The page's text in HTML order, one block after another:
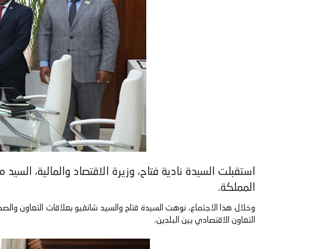
استقبلت السيدة نادية فتاح، وزيرة الاقتصاد والمالية،
المملكة.
وخلال هذا الاجتماع، نوهت السيدة فتاح والسيد شانفيو بعلاقات التعاون
التعاون الاقتصادي بين البلدين.